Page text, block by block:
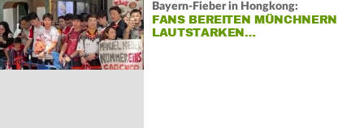
Bayern-Fieber in Hongkong:
FANS BEREITEN MÜNCHNERN
LAUTSTARKEN…